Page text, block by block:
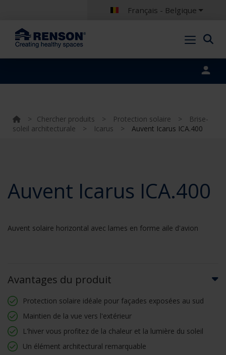
Français - Belgique
> Chercher produits > Protection solaire >
Brise-
soleil architecturale
> Icarus > Auvent Icarus ICA.400
Auvent Icarus ICA.400
Auvent solaire horizontal avec lames en forme aile d'avion
Avantages du produit
Protection solaire idéale pour façades exposées au sud
Maintien de la vue vers l'extérieur
L'hiver vous profitez de la chaleur et la lumière du soleil
Un élément architectural remarquable